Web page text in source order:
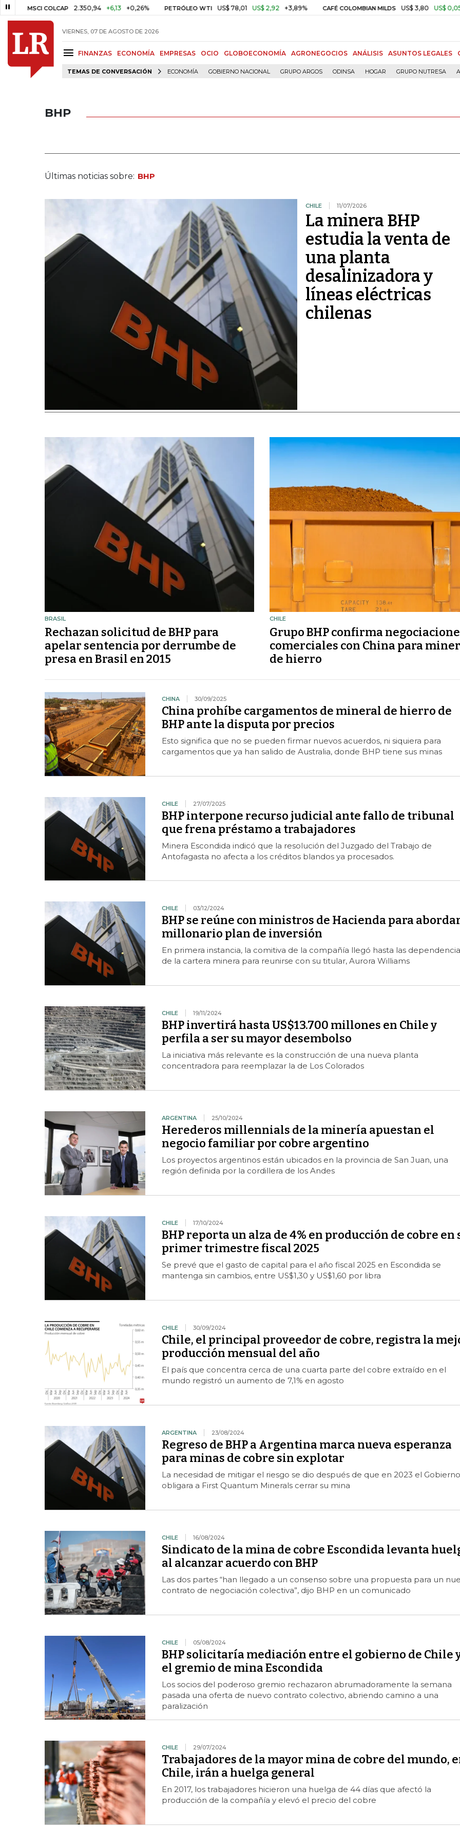
COLCAP 2.350,94 +6,13 +0,26% PETRÓLEO WTI US$ 78,01 US$ 2,92 +3,89% CAFÉ COLOMBIAN MILDS US$ 3,80 US$ 0,05 +1,40%
VIERNES, 07 DE AGOSTO DE 2026
FINANZAS ECONOMÍA EMPRESAS OCIO GLOBOECONOMÍA AGRONEGOCIOS ANÁLISIS ASUNTOS LEGALES
TEMAS DE CONVERSACIÓN ECONOMÍA GOBIERNO NACIONAL GRUPO ARGOS ODINSA HOGAR GRUPO NUTRESA
BHP
Últimas noticias sobre: BHP
CHILE 11/07/2026
La minera BHP
estudia la venta de
una planta
desalinizadora y
líneas eléctricas
chilenas
BRASIL
Rechazan solicitud de BHP para
apelar sentencia por derrumbe de
presa en Brasil en 2015
CHILE
Grupo BHP confirma
comerciales con China para
de hierro
CHINA 30/09/2025
China prohíbe cargamentos de mineral de hierro de
BHP ante la disputa por precios
Esto significa que no se pueden firmar nuevos acuerdos, ni siquiera para
cargamentos que ya han salido de Australia, donde BHP tiene sus minas
CHILE 27/07/2025
BHP interpone recurso judicial ante fallo de tribunal
que frena préstamo a trabajadores
Minera Escondida indicó que la resolución del Juzgado del Trabajo de
Antofagasta no afecta a los créditos blandos ya procesados.
CHILE 03/12/2024
BHP se reúne con ministros de Hacienda para
millonario plan de inversión
En primera instancia, la comitiva de la compañía llegó hasta las
de la cartera minera para reunirse con su titular, Aurora Williams
CHILE 19/11/2024
BHP invertirá hasta US$13.700 millones en Chile y
perfila a ser su mayor desembolso
La iniciativa más relevante es la construcción de una nueva planta
concentradora para reemplazar la de Los Colorados
ARGENTINA 25/10/2024
Herederos millennials de la minería apuestan el
negocio familiar por cobre argentino
Los proyectos argentinos están ubicados en la provincia de San Juan, una
región definida por la cordillera de los Andes
CHILE 17/10/2024
BHP reporta un alza de 4% en producción de cobre en
primer trimestre fiscal 2025
Se prevé que el gasto de capital para el año fiscal 2025 en Escondida se
mantenga sin cambios, entre US$1,30 y US$1,60 por libra
CHILE 30/09/2024
Chile, el principal proveedor de cobre, registra la
producción mensual del año
El país que concentra cerca de una cuarta parte del cobre extraído en el
mundo registró un aumento de 7,1% en agosto
ARGENTINA 23/08/2024
Regreso de BHP a Argentina marca nueva esperanza
para minas de cobre sin explotar
La necesidad de mitigar el riesgo se dio después de que en 2023 el Gobierno
obligara a First Quantum Minerals cerrar su mina
CHILE 16/08/2024
Sindicato de la mina de cobre Escondida levanta
al alcanzar acuerdo con BHP
Las dos partes “han llegado a un consenso sobre una propuesta para un
contrato de negociación colectiva”, dijo BHP en un comunicado
CHILE 05/08/2024
BHP solicitaría mediación entre el gobierno de Chile
el gremio de mina Escondida
Los socios del poderoso gremio rechazaron abrumadoramente la semana
pasada una oferta de nuevo contrato colectivo, abriendo camino a una
paralización
CHILE 29/07/2024
Trabajadores de la mayor mina de cobre del mundo,
Chile, irán a huelga general
En 2017, los trabajadores hicieron una huelga de 44 días que afectó la
producción de la compañía y elevó el precio del cobre